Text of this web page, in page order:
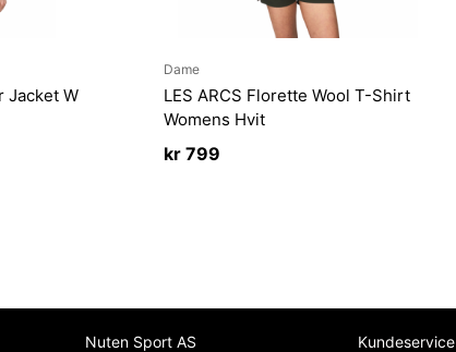
Jacket W
Dame
LES ARCS Florette Wool T-Shirt
Womens Hvit
kr799
Nuten Sport AS Kundeservice